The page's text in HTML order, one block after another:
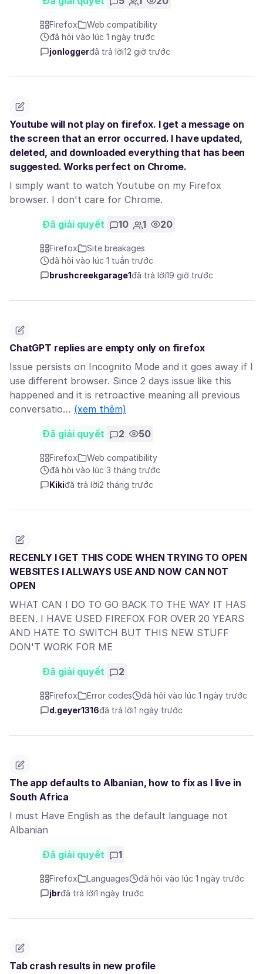
Firefox
Web compatibility
đã hỏi vào lúc 1 ngày trước
jonloggerđã trả lời12 giờ trước
Youtube will not play on firefox. I get a message on
the screen that an error occurred. I have updated,
deleted, and downloaded everything that has been
suggested. Works perfect on Chrome.
I simply want to watch Youtube on my Firefox
browser. I don't care for Chrome.
Đã giải quyết 10 1 20
Firefox
Site breakages
đã hỏi vào lúc 1 tuần trước
brushcreekgarage1đã trả lời19 giờ trước
ChatGPT replies are empty only on firefox
Issue persists on Incognito Mode and it goes away if I
use different browser. Since 2 days issue like this
happened and it is retroactive meaning all previous
conversatio… (xem thêm)
Đã giải quyết 2 50
Firefox
Web compatibility
đã hỏi vào lúc 3 tháng trước
Kikiđã trả lời2 tháng trước
RECENLY I GET THIS CODE WHEN TRYING TO OPEN
WEBSITES I ALLWAYS USE AND NOW CAN NOT
OPEN
WHAT CAN I DO TO GO BACK TO THE WAY IT HAS
BEEN. I HAVE USED FIREFOX FOR OVER 20 YEARS
AND HATE TO SWITCH BUT THIS NEW STUFF
DON'T WORK FOR ME
Đã giải quyết 2
Firefox Error codes
đã hỏi vào lúc 1 ngày trước
d.geyer1316đã trả lời1 ngày trước
The app defaults to Albanian, how to fix as I live in
South Africa
I must Have English as the default language not
Albanian
Đã giải quyết 1
Firefox Languages
đã hỏi vào lúc 1 ngày trước
jbrđã trả lời1 ngày trước
Tab crash results in new profile